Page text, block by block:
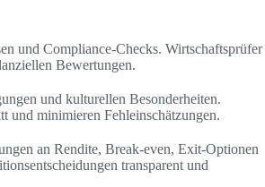
und Compliance-Checks. Wirtschaftsprüfer
Bewertungen.
und kulturellen Besonderheiten.
und minimieren Fehleinschätzungen.
an Rendite, Break-even, Exit-Optionen
transparent und